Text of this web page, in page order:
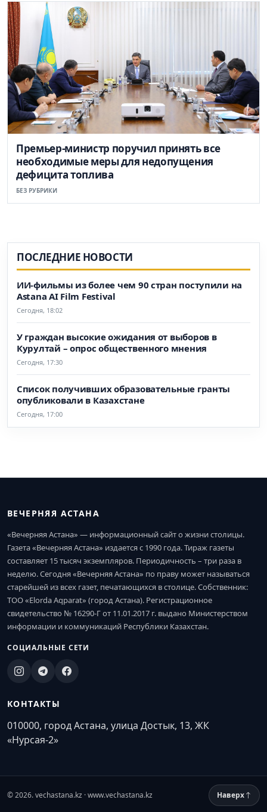
Премьер-министр поручил принять все
необходимые меры для недопущения
дефицита топлива
БЕЗ РУБРИКИ
ПОСЛЕДНИЕ НОВОСТИ
ИИ-фильмы из более чем 90 стран поступили на
Astana AI Film Festival
Сегодня, 18:02
У граждан высокие ожидания от выборов в
Курултай – опрос общественного мнения
Сегодня, 17:30
Список получивших образовательные гранты
опубликовали в Казахстане
Сегодня, 17:00
ВЕЧЕРНЯЯ АСТАНА
«Вечерняя Астана» — информационный сайт о жизни столицы.
Газета «Вечерняя Астана» издается с 1990 года. Тираж газеты
составляет 15 тысяч экземпляров. Периодичность – три раза в
неделю. Сегодня «Вечерняя Астана» по праву может называться
старейшей из всех газет, печатающихся в столице. Собственник:
ТОО «Elorda Aqparat» (город Астана). Регистрационное
свидетельство № 16290-Г от 11.01.2017 г. выдано Министерством
информации и коммуникаций Республики Казахстан.
СОЦИАЛЬНЫЕ СЕТИ
КОНТАКТЫ
010000, город Астана, улица Достык, 13, ЖК
«Нурсая-2»
© 2026. vechastana.kz · www.vechastana.kz Наверх